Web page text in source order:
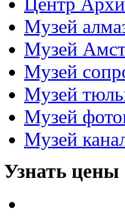
Музей
Музей
Музей
Музей
Музей
Музей
Узнать цены